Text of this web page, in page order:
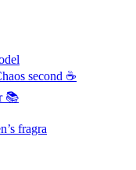
second ☕
📚
fragra